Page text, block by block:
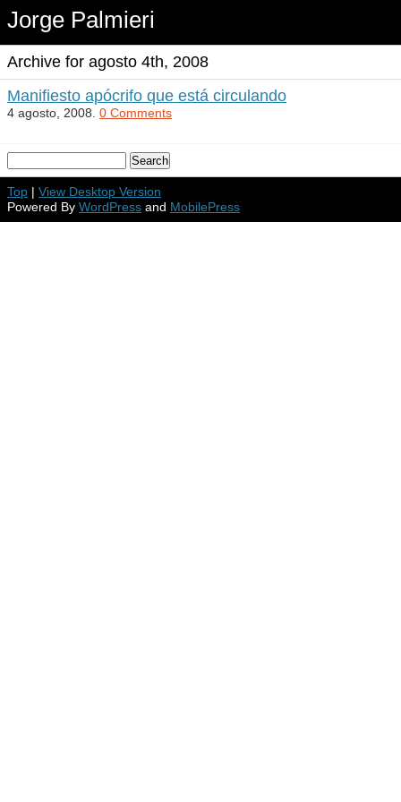
Jorge Palmieri
Archive for agosto 4th, 2008
Manifiesto apócrifo que está circulando
4 agosto, 2008. 0 Comments
Top | View Desktop Version
Powered By WordPress and MobilePress